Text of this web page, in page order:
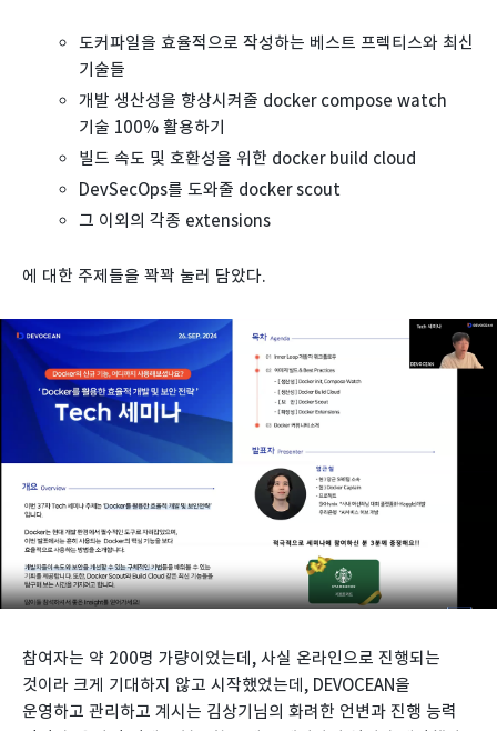
도커파일을 효율적으로 작성하는 베스트 프렉티스와 최신
기술들
개발 생산성을 향상시켜줄 docker compose watch
기술 100% 활용하기
빌드 속도 및 호환성을 위한 docker build cloud
DevSecOps를 도와줄 docker scout
그 이외의 각종 extensions
에 대한 주제들을 꽉꽉 눌러 담았다.
참여자는 약 200명 가량이었는데, 사실 온라인으로 진행되는
것이라 크게 기대하지 않고 시작했었는데, DEVOCEAN을
운영하고 관리하고 계시는 김상기님의 화려한 언변과 진행 능력